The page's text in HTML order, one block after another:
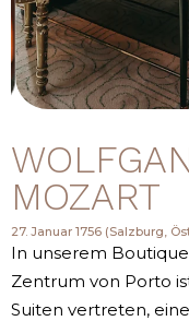
MOZART
27. Januar 1756 (Salzburg,
In unserem
Zentrum von Porto
Suiten vertreten,